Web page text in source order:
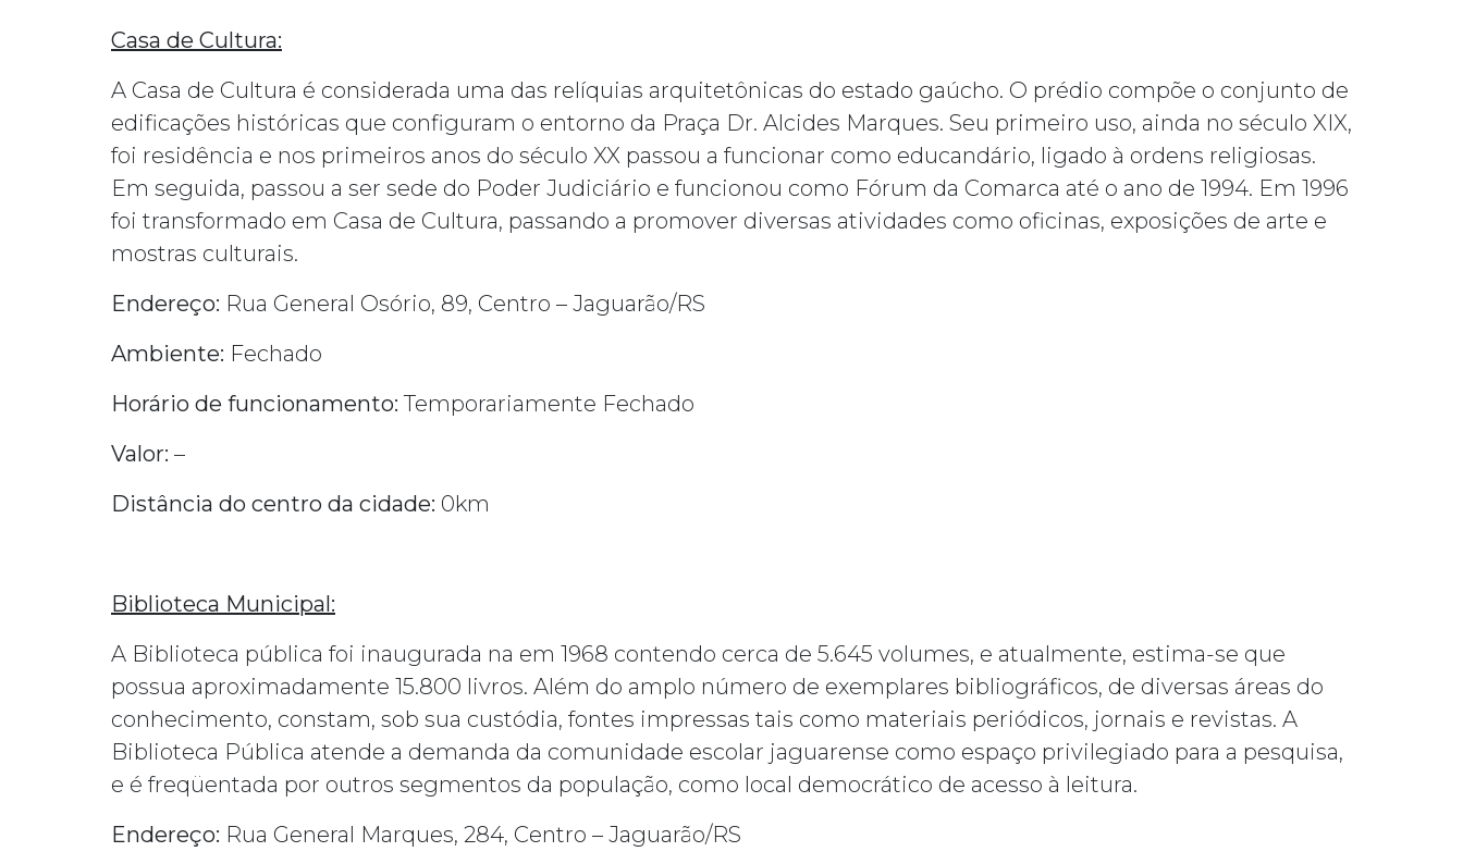
Casa de Cultura:
A Casa de Cultura é considerada uma das relíquias arquitetônicas do estado gaúcho. O prédio compõe o conjunto de
edificações históricas que configuram o entorno da Praça Dr. Alcides Marques. Seu primeiro uso, ainda no século XIX,
foi residência e nos primeiros anos do século XX passou a funcionar como educandário, ligado à ordens religiosas.
Em seguida, passou a ser sede do Poder Judiciário e funcionou como Fórum da Comarca até o ano de 1994. Em 1996
foi transformado em Casa de Cultura, passando a promover diversas atividades como oficinas, exposições de arte e
mostras culturais.
Endereço: Rua General Osório, 89, Centro – Jaguarão/RS
Ambiente: Fechado
Horário de funcionamento:Temporariamente Fechado
Valor: –
Distância do centro da cidade: 0km
Biblioteca Municipal:
A Biblioteca pública foi inaugurada na em 1968 contendo cerca de 5.645 volumes, e atualmente, estima-se que
possua aproximadamente 15.800 livros. Além do amplo número de exemplares bibliográficos, de diversas áreas do
conhecimento, constam, sob sua custódia, fontes impressas tais como materiais periódicos, jornais e revistas. A
Biblioteca Pública atende a demanda da comunidade escolar jaguarense como espaço privilegiado para a pesquisa,
e é freqüentada por outros segmentos da população, como local democrático de acesso à leitura.
Endereço: Rua General Marques, 284, Centro – Jaguarão/RS